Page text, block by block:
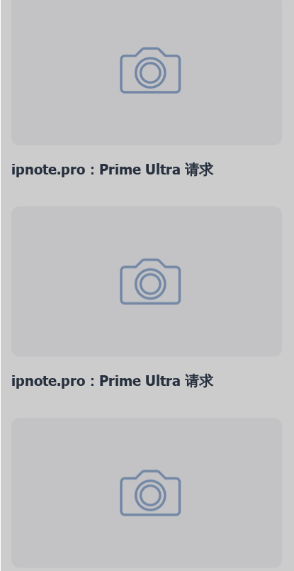
ipnote.pro：Prime Ultra 请求
ipnote.pro：Prime Ultra 请求